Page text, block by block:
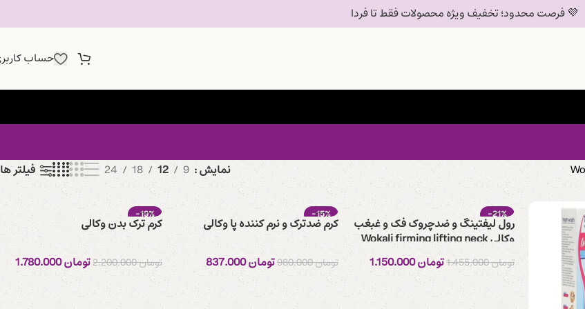
💜 فرصت محدود؛ تخفیف ویژه محصولات فقط تا فردا
حساب
نمایش 9
12
18
24 فیلتر ها
-21%
رول لیفتینگ و ضدچروک فک و غبغب
وکالی Wokali firming lifting neck
roll cream+
تومان1.455.000 تومان1.150.000
-15%
کرم ضدترک و نرم کننده پا وکالی
تومان980.000 تومان837.000
-19%
کرم ترک بدن وکالی
تومان2.200.000 تومان1.780.000